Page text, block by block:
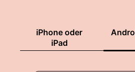
iPhone oder
iPad